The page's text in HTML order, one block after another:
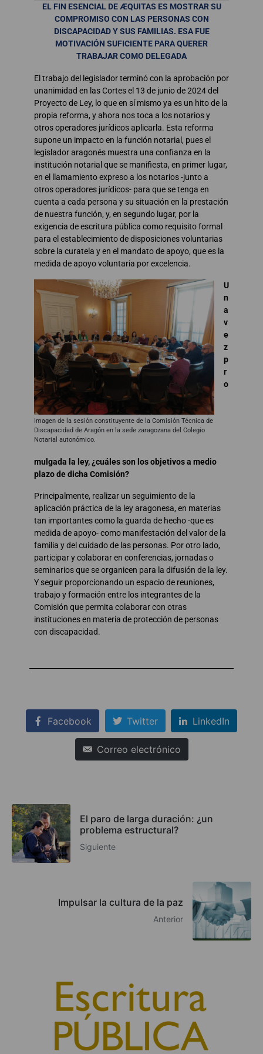
EL FIN ESENCIAL DE ÆQUITAS ES MOSTRAR SU
COMPROMISO CON LAS PERSONAS CON
DISCAPACIDAD Y SUS FAMILIAS. ESA FUE
MOTIVACIÓN SUFICIENTE PARA QUERER
TRABAJAR COMO DELEGADA
El trabajo del legislador terminó con la aprobación por
unanimidad en las Cortes el 13 de junio de 2024 del
Proyecto de Ley, lo que en sí mismo ya es un hito de la
propia reforma, y ahora nos toca a los notarios y
otros operadores jurídicos aplicarla. Esta reforma
supone un impacto en la función notarial, pues el
legislador aragonés muestra una confianza en la
institución notarial que se manifiesta, en primer lugar,
en el llamamiento expreso a los notarios -junto a
otros operadores jurídicos- para que se tenga en
cuenta a cada persona y su situación en la prestación
de nuestra función, y, en segundo lugar, por la
exigencia de escritura pública como requisito formal
para el establecimiento de disposiciones voluntarias
sobre la curatela y en el mandato de apoyo, que es la
medida de apoyo voluntaria por excelencia.
Imagen de la sesión constituyente de la Comisión Técnica de
Discapacidad de Aragón en la sede zaragozana del Colegio
Notarial autonómico.
U
n
a
v
e
z
p
r
o
mulgada la ley, ¿cuáles son los objetivos a medio
plazo de dicha Comisión?
Principalmente, realizar un seguimiento de la
aplicación práctica de la ley aragonesa, en materias
tan importantes como la guarda de hecho -que es
medida de apoyo- como manifestación del valor de la
familia y del cuidado de las personas. Por otro lado,
participar y colaborar en conferencias, jornadas o
seminarios que se organicen para la difusión de la ley.
Y seguir proporcionando un espacio de reuniones,
trabajo y formación entre los integrantes de la
Comisión que permita colaborar con otras
instituciones en materia de protección de personas
con discapacidad.
Facebook Twitter LinkedIn
Correo electrónico
El paro de larga duración: ¿un
problema estructural?
Siguiente
Impulsar la cultura de la paz
Anterior